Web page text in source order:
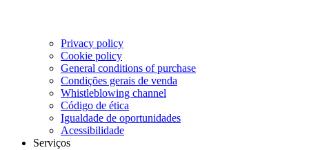
Privacy policy
Cookie policy
General conditions of purchase
Condições gerais de venda
Whistleblowing channel
Código de ética
Igualdade de oportunidades
Acessibilidade
Serviços